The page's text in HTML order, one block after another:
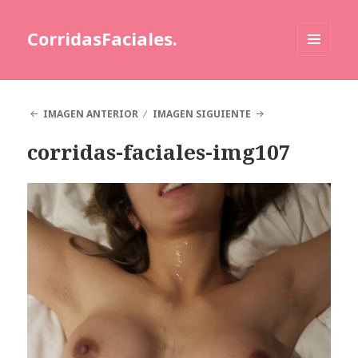
CorridasFaciales.
IMAGEN ANTERIOR
IMAGEN SIGUIENTE
corridas-faciales-img107